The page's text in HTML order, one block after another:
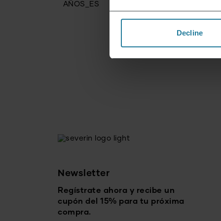
Decline
Newsletter
Regístrate ahora y recibe un
cupón del 15% para tu próxima
compra.